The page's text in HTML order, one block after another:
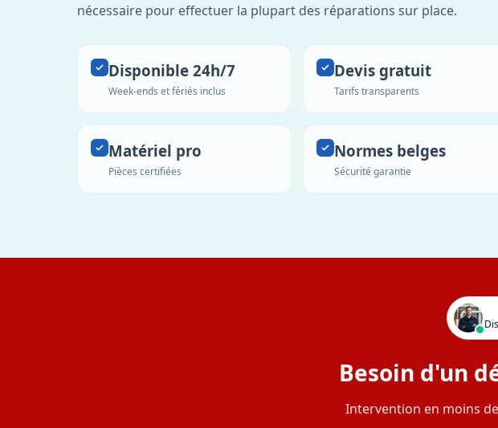
nécessaire pour effectuer la plupart des réparations sur place.
Disponible 24h/7
Week-ends et fériés inclus
Devis gratuit
Tarifs transparents
Matériel pro
Pièces certifiées
Normes belges
Sécurité garantie
Besoin d'un
Intervention en moins